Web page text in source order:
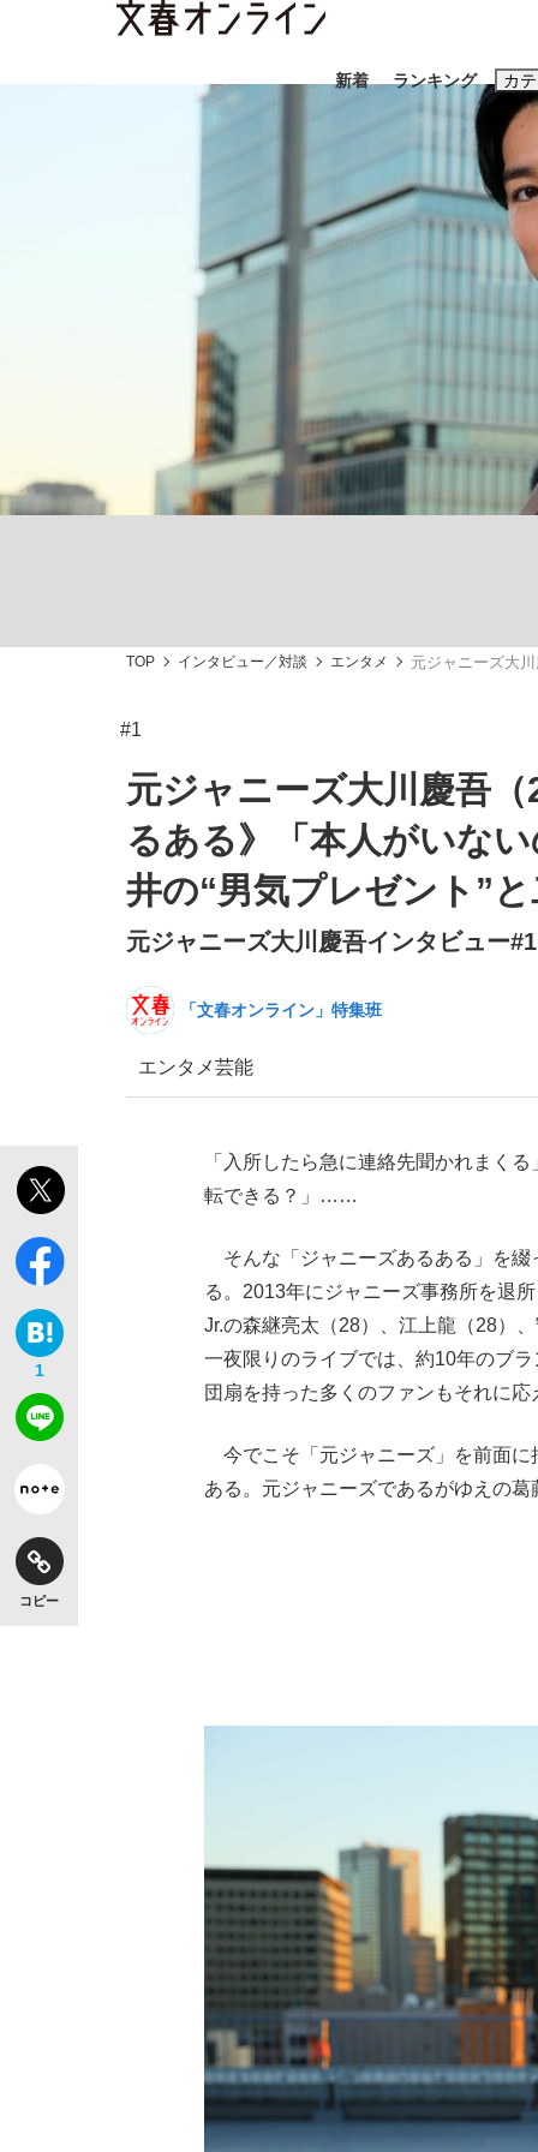
新着 ランキング カ
ニュー
「90%は失敗する。でも…」本田圭佑が初
終戦から81年
the Style
おすすめの
TOP インタビュー／対談 エンタメ 元ジャニーズ大
#1
元ジャニーズ大川慶吾
るある》「本人がいな
井の“男気プレゼント”
元ジャニーズ大川慶吾インタビュー#1
「文春オンライン」特集班
エンタメ芸能
1
コピー
「入所したら急に連絡先聞かれまく
転できる？」……
そんな「ジャニーズあるある」を綴
る。2013年にジャニーズ事務所を退
Jr.の森継亮太（28）、江上龍（28）
一夜限りのライブでは、約10年のブ
団扇を持った多くのファンもそれに応
今でこそ「元ジャニーズ」を前面に
ある。元ジャニーズであるがゆえの